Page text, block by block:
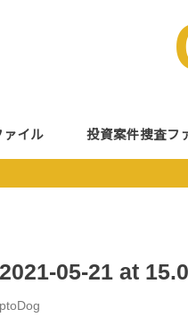
ァイル 投資案件捜査フ
05-21 at